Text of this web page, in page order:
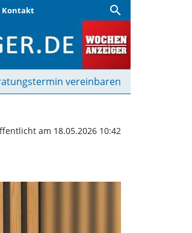
Kontakt search
vereinbaren
am 18.05.2026 10:42